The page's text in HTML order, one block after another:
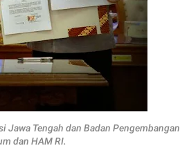
Tengah dan Badan Pengembangan
dan HAM RI.